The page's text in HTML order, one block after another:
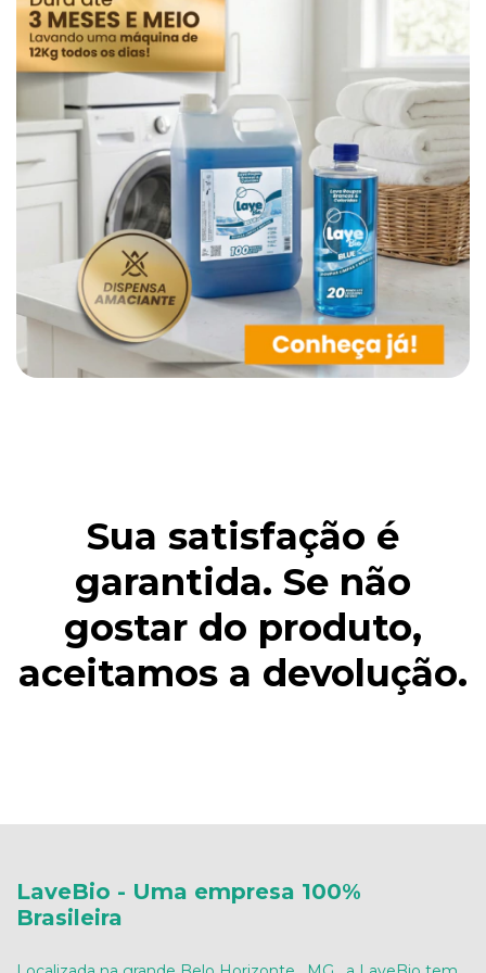
Sua satisfação é
garantida. Se não
gostar do produto,
aceitamos a devolução.
LaveBio - Uma empresa 100%
Brasileira